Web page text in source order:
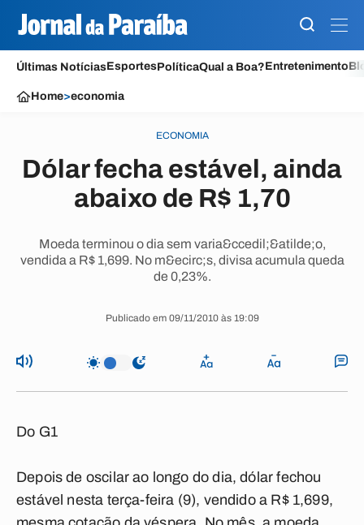
Últimas NotíciasEsportesPolíticaQual a Boa?Entretenimento
Home>economia
ECONOMIA
Dólar fecha estável, ainda
abaixo de R$ 1,70
Moeda terminou o dia sem varia&ccedil;&atilde;o,
vendida a R$ 1,699. No m&ecirc;s, divisa acumula queda
de 0,23%.
Publicado em 09/11/2010 às 19:09
Do G1
Depois de oscilar ao longo do dia, dólar fechou
estável nesta terça-feira (9), vendido a R$ 1,699,